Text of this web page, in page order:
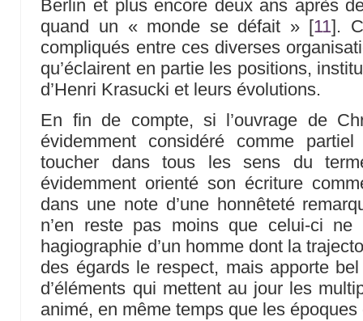
Berlin et plus encore deux ans après
quand un « monde se défait »[11].
compliqués entre ces diverses
qu’éclairent en partie les positions,
d’Henri Krasucki et leurs évolutions.
En fin de compte, si l’ouvrage de
évidemment considéré comme
toucher dans tous les sens du
évidemment orienté son écriture
dans une note d’une honnêteté
n’en reste pas moins que celui-ci
hagiographie d’un homme dont la
des égards le respect, mais apporte
d’éléments qui mettent au jour les
animé, en même temps que les époques